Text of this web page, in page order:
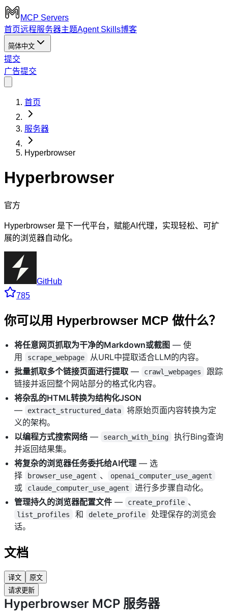
MCP Servers
首页远程服务器主题Agent Skills博客
简体中文
提交
广告提交
首页
服务器
Hyperbrowser
Hyperbrowser
官方
Hyperbrowser 是下一代平台，赋能AI代理，实现轻松、可扩
展的浏览器自动化。
GitHub
785
你可以用 Hyperbrowser MCP 做什么？
将任意网页抓取为干净的Markdown或截图 — 使
用
scrape_webpage
从URL中提取适合LLM的内容。
批量抓取多个链接页面进行提取 — crawl_webpages
跟踪
链接并返回整个网站部分的格式化内容。
将杂乱的HTML转换为结构化JSON
—
extract_structured_data
将原始页面内容转换为定
义的架构。
以编程方式搜索网络 — search_with_bing
执行Bing查询
并返回结果集。
将复杂的浏览器任务委托给AI代理 — 选
择
browser_use_agent 、 openai_computer_use_agent
或 claude_computer_use_agent
进行多步骤自动化。
管理持久的浏览器配置文件 — create_profile 、
list_profiles 和 delete_profile
处理保存的浏览会
话。
文档
译文
原文
请求更新
Hyperbrowser MCP 服务器